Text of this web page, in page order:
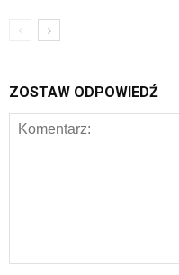
ZOSTAW ODPOWIEDŹ